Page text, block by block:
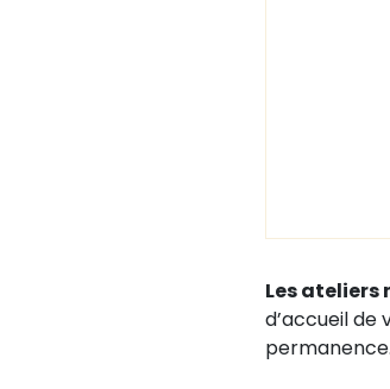
Les ateliers
d’accueil
permanence.